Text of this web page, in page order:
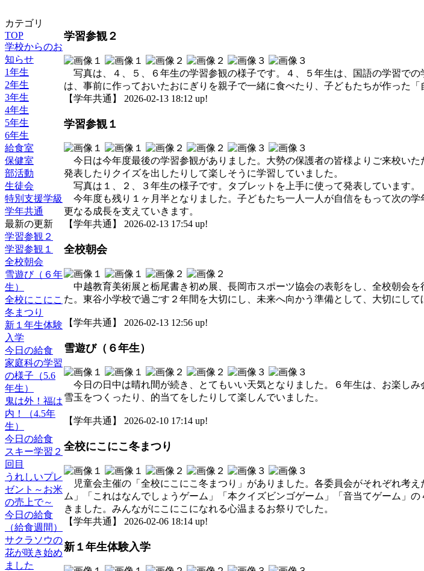
カテゴリ
TOP
学校からのお
知らせ
1年生
2年生
3年生
4年生
5年生
6年生
給食室
保健室
部活動
生徒会
特別支援学級
学年共通
最新の更新
学習参観２
学習参観１
全校朝会
雪遊び（６年
生）
全校にこにこ
冬まつり
新１年生体験
入学
今日の給食
家庭科の学習
の様子（5.6
年生）
鬼は外！福は
内！（4.5年
生）
今日の給食
スキー学習２
回目
うれしいプレ
ゼント～お米
の売上で～
今日の給食
（給食週間）
サクラソウの
花が咲き始め
ました
学習参観２
写真は、４、５、６年生の学習参観の様子です。４、５年生は、国語の学習で
は、事前に作っておいたおにぎりを親子で一緒に食べたり、子どもたちが作った
【学年共通】 2026-02-13 18:12 up!
学習参観１
今日は今年度最後の学習参観がありました。大勢の保護者の皆様よりご来校い
発表したりクイズを出したりして楽しそうに学習していました。
写真は１、２、３年生の様子です。タブレットを上手に使って発表しています
今年度も残り１ヶ月半となりました。子どもたち一人一人が自信をもって次の
更なる成長を支えていきます。
【学年共通】 2026-02-13 17:54 up!
全校朝会
中越教育美術展と栃尾書き初め展、長岡市スポーツ協会の表彰をし、全校朝会
た。東谷小学校で過ごす２年間を大切にし、未来へ向かう準備として、大切にし
【学年共通】 2026-02-13 12:56 up!
雪遊び（６年生）
今日の日中は晴れ間が続き、とてもいい天気となりました。６年生は、お楽し
雪玉をつくったり、的当てをしたりして楽しんでいました。
【学年共通】 2026-02-10 17:14 up!
全校にこにこ冬まつり
児童会主催の「全校にこにこ冬まつり」がありました。各委員会がそれぞれ考
ム」「これはなんでしょうゲーム」「本クイズビンゴゲーム」「音当てゲーム」
きました。みんながにこにこになれる心温まるお祭りでした。
【学年共通】 2026-02-06 18:14 up!
新１年生体験入学